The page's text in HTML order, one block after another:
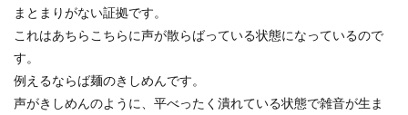
わらないかも...
まとまりがない証拠です。
これはあちらこちらに声が散らばっている状態になっているので
す。
例えるならば麺のきしめんです。
声がきしめんのように、平べったく潰れている状態で雑音が生ま